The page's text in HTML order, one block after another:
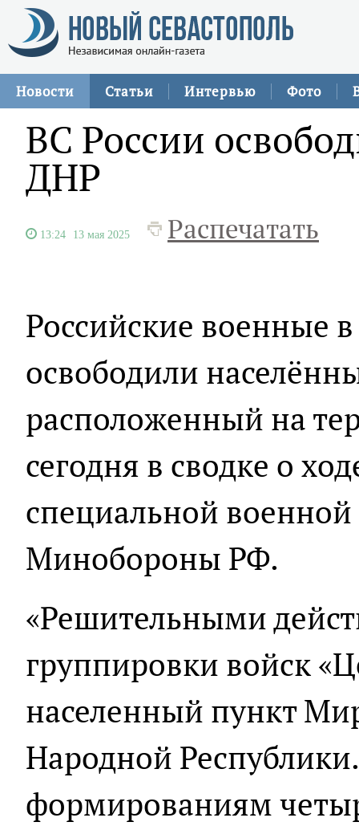
Новости Статьи Интервью Фото
ВС России
ДНР
13:24 13 мая 2025 Распечатать
Российские военные
освободили
расположенный на
сегодня в сводке о
специальной
Минобороны РФ.
«Решительными
группировки войск
населенный пункт
Народной
формированиям